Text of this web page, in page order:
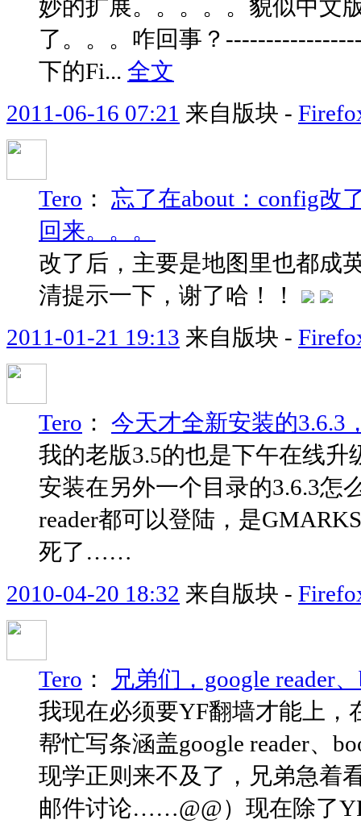
妙的扩展。。。。。貌似中文
了。。。咋回事？
下的Fi... 全文
2011-06-16 07:21 来自版块 -
Tero ： 忘了在about：config改
回来。。。
改了后，主要是地图里也都成
清提示一下，谢了哈！！
2011-01-21 19:13 来自版块 -
Tero ： 今天才全新安装的3.6.3
我的老版3.5的也是下午在线升
安装在另外一个目录的3.6.3怎
reader都可以登陆，是
死了……
2010-04-20 18:32 来自版块 -
Tero ：
兄弟们，google reader
我现在必须要YF翻墙才能上
帮忙写条涵盖google reader、
现学正则来不及了，兄弟急着
邮件讨论……@@）现在除了